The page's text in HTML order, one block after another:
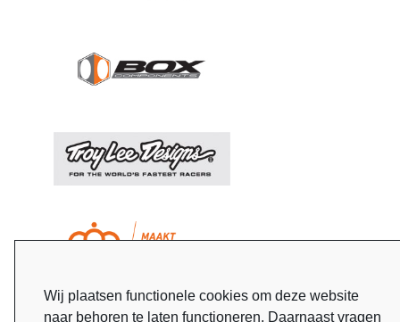
Wij plaatsen functionele cookies om deze website
naar behoren te laten functioneren. Daarnaast vragen